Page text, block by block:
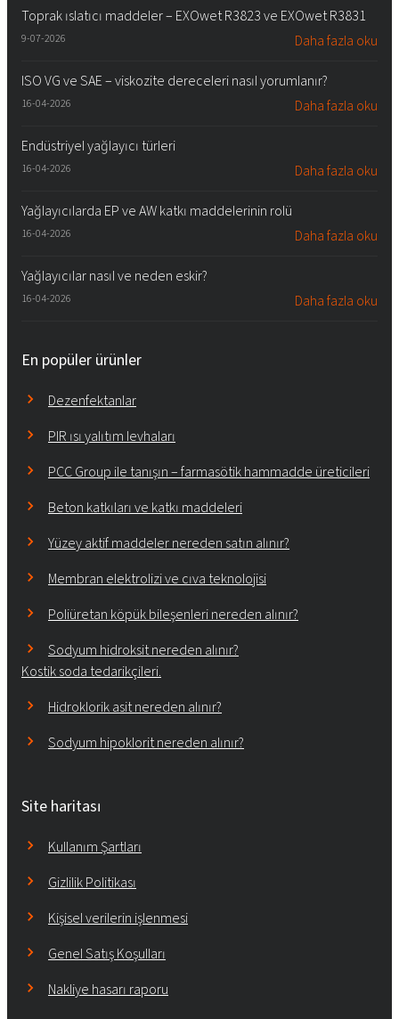
Toprak ıslatıcı maddeler – EXOwet R3823 ve EXOwet R3831
9-07-2026 Daha fazla oku
ISO VG ve SAE – viskozite dereceleri nasıl yorumlanır?
16-04-2026 Daha fazla oku
Endüstriyel yağlayıcı türleri
16-04-2026 Daha fazla oku
Yağlayıcılarda EP ve AW katkı maddelerinin rolü
16-04-2026 Daha fazla oku
Yağlayıcılar nasıl ve neden eskir?
16-04-2026 Daha fazla oku
En popüler ürünler
Dezenfektanlar
PIR ısı yalıtım levhaları
PCC Group ile tanışın – farmasötik hammadde üreticileri
Beton katkıları ve katkı maddeleri
Yüzey aktif maddeler nereden satın alınır?
Membran elektrolizi ve cıva teknolojisi
Poliüretan köpük bileşenleri nereden alınır?
Sodyum hidroksit nereden alınır?
Kostik soda tedarikçileri.
Hidroklorik asit nereden alınır?
Sodyum hipoklorit nereden alınır?
Site haritası
Kullanım Şartları
Gizlilik Politikası
Kişisel verilerin işlenmesi
Genel Satış Koşulları
Nakliye hasarı raporu